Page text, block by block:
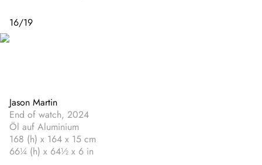
16/19
Jason Martin
End of watch, 2024
Öl auf Aluminium
168 (h) x 164 x 15 cm
66¼ (h) x 64½ x 6 in